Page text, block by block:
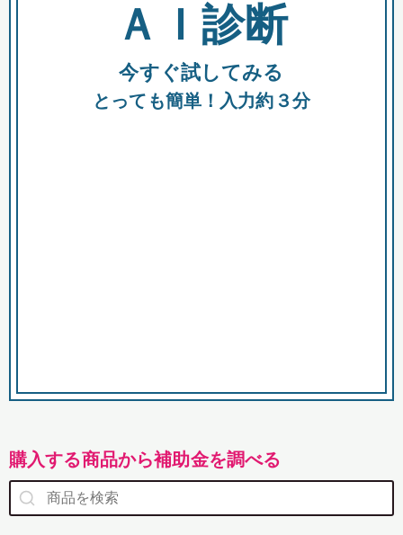
全国の検索結果を含めて表示
助成金 融資 出資
ＡＩ診断
今すぐ試してみる
とっても簡単！入力約３分
購入する商品から補助金を調べる